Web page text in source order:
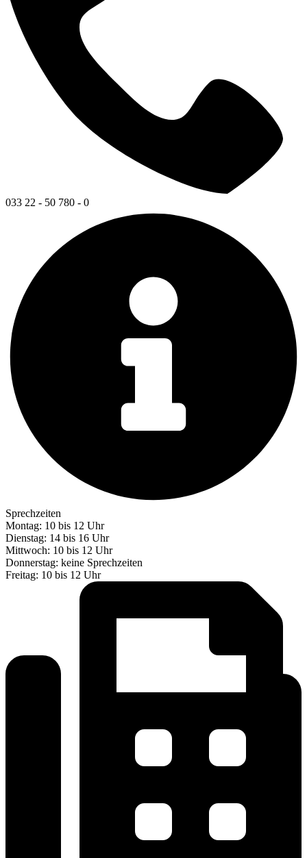
033 22 - 50 780 - 0
Sprechzeiten
Montag: 10 bis 12 Uhr
Dienstag: 14 bis 16 Uhr
Mittwoch: 10 bis 12 Uhr
Donnerstag: keine Sprechzeiten
Freitag: 10 bis 12 Uhr